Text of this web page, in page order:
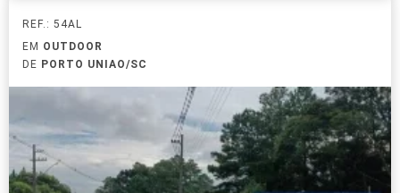
REF.: 54AL
EM OUTDOOR
DE PORTO UNIAO/SC